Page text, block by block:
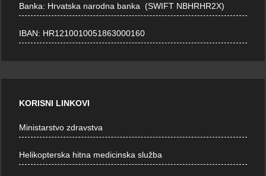
Banka: Hrvatska narodna banka (SWIFT NBHRHR2X)
IBAN: HR1210010051863000160
KORISNI LINKOVI
Ministarstvo zdravstva
Helikopterska hitna medicinska služba